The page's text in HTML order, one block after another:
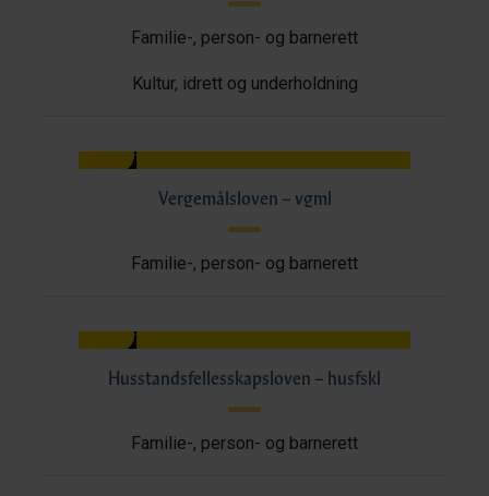
Familie-, person- og barnerett
Kultur, idrett og underholdning
Vergemålsloven – vgml
Familie-, person- og barnerett
Husstandsfellesskapsloven – husfskl
Familie-, person- og barnerett